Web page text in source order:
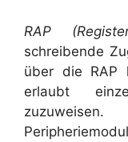
RAP
schreibende
über die RAP
erlaubt